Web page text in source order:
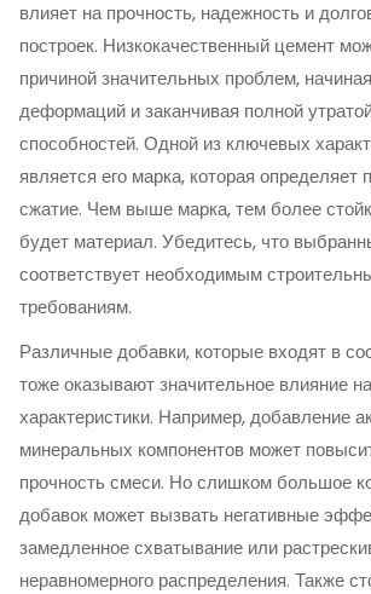
влияет на прочность, надежность и
построек. Низкокачественный цемент
причиной значительных проблем,
деформаций и заканчивая полной
способностей. Одной из ключевых
является его марка, которая определяет
сжатие. Чем выше марка, тем более
будет материал. Убедитесь, что
соответствует необходимым
требованиям.
Различные добавки, которые входят в
тоже оказывают значительное влияние
характеристики. Например, добавление
минеральных компонентов может
прочность смеси. Но слишком большое
добавок может вызвать негативные
замедленное схватывание или
неравномерного распределения. Также